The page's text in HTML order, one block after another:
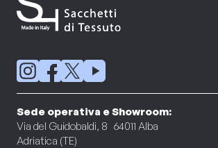
Sede operativa e Showroom:
Via del Guidobaldi, 8 64011 Alba
Adriatica (TE)